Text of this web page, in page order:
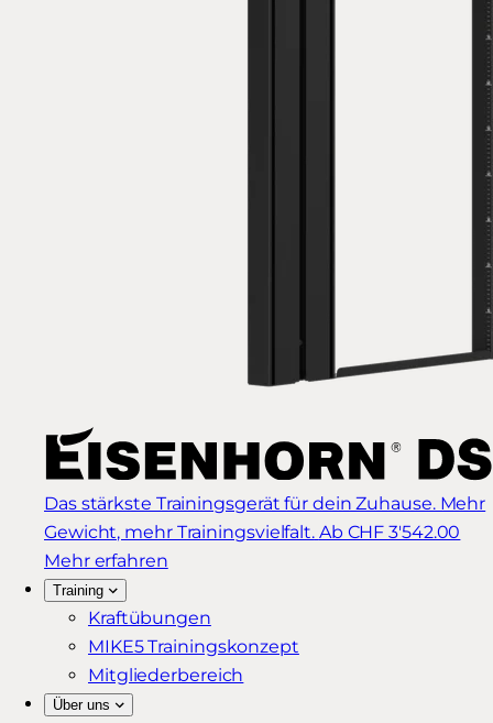
Das stärkste Trainingsgerät für dein Zuhause. Mehr
Gewicht, mehr Trainingsvielfalt. Ab CHF 3'542.00
Mehr erfahren
Training
Kraftübungen
MIKE5 Trainingskonzept
Mitgliederbereich
Über uns